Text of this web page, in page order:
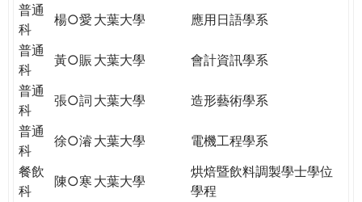
普通
科
楊○愛 大葉大學
應用日語學系
普通
科
黃○賑 大葉大學
會計資訊學系
普通
科
張○詞 大葉大學
造形藝術學系
普通
科
徐○濬大葉大學
電機工程學系
餐飲
科
陳○寒 大葉大學
烘焙暨飲料調製學士學位
學程